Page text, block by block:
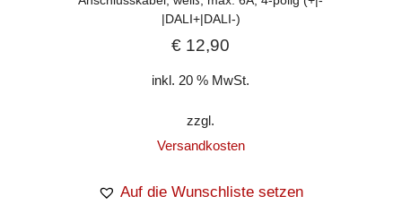
|DALI+|DALI-)
€ 12,90
inkl. 20 % MwSt.
zzgl.
Versandkosten
Auf die Wunschliste setzen